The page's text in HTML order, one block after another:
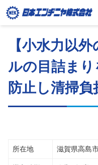
【小水力以
ルの目詰ま
防止し清掃
所在地 滋賀県高島